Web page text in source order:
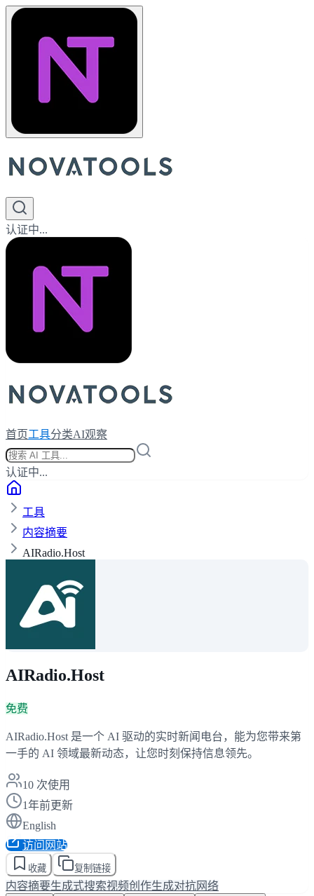
认证中...
首页工具分类AI观察
认证中...
工具
内容摘要
AIRadio.Host
AIRadio.Host
免费
AIRadio.Host 是一个 AI 驱动的实时新闻电台，能为您带来第
一手的 AI 领域最新动态，让您时刻保持信息领先。
10 次使用
1年前更新
English
访问网站
收藏 复制链接
内容摘要生成式搜索视频创作生成对抗网络